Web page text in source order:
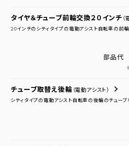
タイヤ＆チューブ前輪交換２０インチ
20インチのシティタイプの電動アシスト自転車の前
部品代
チューブ取替え後輪 （電動アシスト）
シティタイプの電動アシスト自転車の後輪のチュー